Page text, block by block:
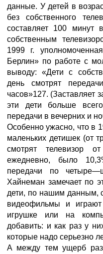
данные. У детей в
без собственного
составляет 100 минут
собственным
1999 г.
Берлин» по работе с
выводу: «Дети с
день смотрят
часов»127. (Заставляет
эти дети больше
передачи в вечерних и
Особенно ужасно, что в
маленьких детишек (от
смотрят телевизор
ежедневно, было
передачи по
Хайнеман замечает по
дети, по нашим данным,
видеофильмы и
игрушке или на
добавить: и как раз у
которые надо серьезно
А между тем ущерб